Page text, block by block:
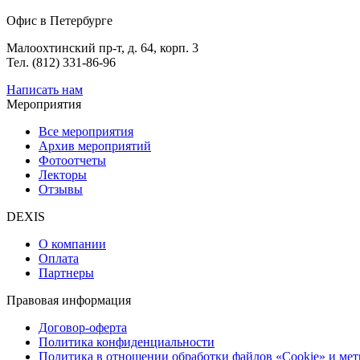
Офис в Петербурге
Малоохтинский пр-т, д. 64, корп. 3
Тел. (812) 331-86-96
Написать нам
Мероприятия
Все мероприятия
Архив мероприятий
Фотоотчеты
Лекторы
Отзывы
DEXIS
О компании
Оплата
Партнеры
Правовая информация
Договор-оферта
Политика конфиденциальности
Политика в отношении обработки файлов «Cookie» и